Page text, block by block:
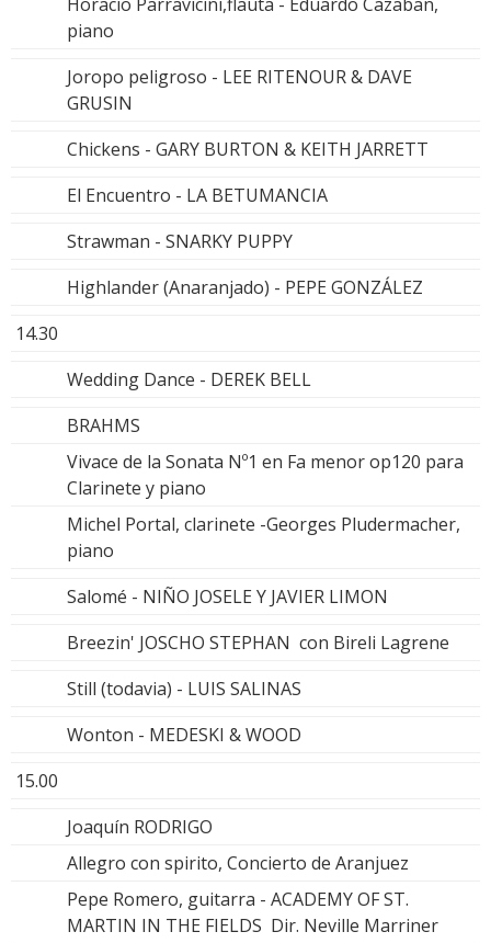
piano
Joropo peligroso - LEE RITENOUR & DAVE
GRUSIN
Chickens - GARY BURTON & KEITH JARRETT
El Encuentro - LA BETUMANCIA
Strawman - SNARKY PUPPY
Highlander (Anaranjado) - PEPE GONZÁLEZ
14.30
Wedding Dance - DEREK BELL
BRAHMS
Vivace de la Sonata Nº1 en Fa menor op120 para
Clarinete y piano
Michel Portal, clarinete -Georges Pludermacher,
piano
Salomé - NIÑO JOSELE Y JAVIER LIMON
Breezin' JOSCHO STEPHAN con Bireli Lagrene
Still (todavia) - LUIS SALINAS
Wonton - MEDESKI & WOOD
15.00
Joaquín RODRIGO
Allegro con spirito, Concierto de Aranjuez
Pepe Romero, guitarra - ACADEMY OF ST.
MARTIN IN THE FIELDS Dir. Neville Marriner